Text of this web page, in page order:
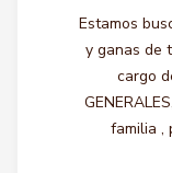
Estamos
y ganas de
cargo
familia ,